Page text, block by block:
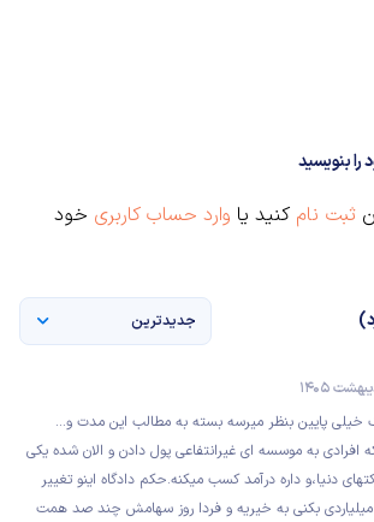
را بنویسید
ثبت نام کنید یا وارد حساب کاربری خود
جدیدترین
خیلی پایین بنظر میرسه بسته به مطالب این مدت و...
افرادی به موسسه ای غیرانتفاعی پول دادن و الان شده یکی
دنیا،و داره درآمد کسب میکنه.حکم دادگاه اینو تغییر
میلیاردی بکنی به خیریه و فردا روز سهامش چند صد همت